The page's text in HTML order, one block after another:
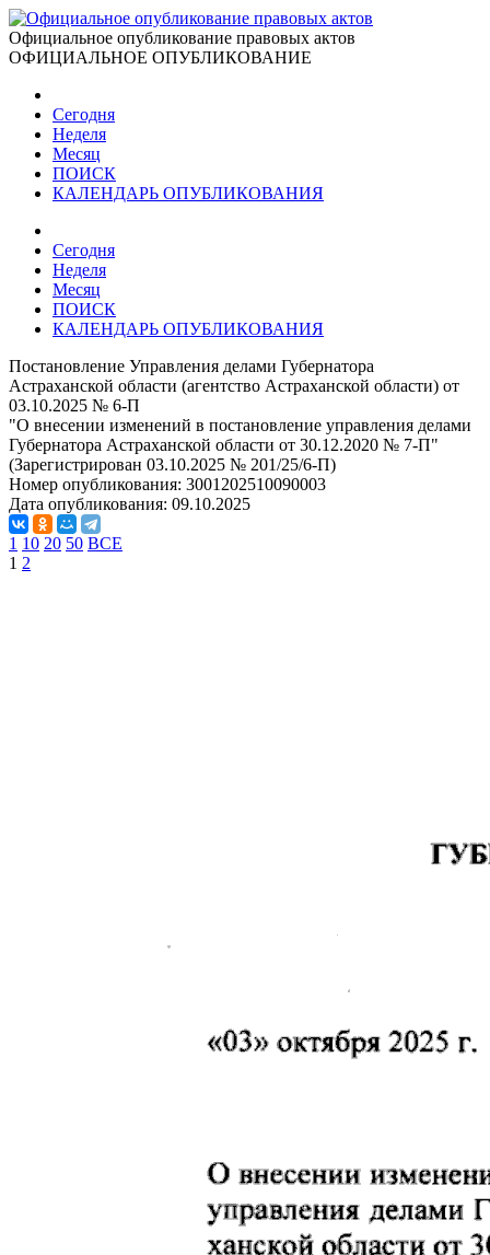
Официальное опубликование правовых актов
ОФИЦИАЛЬНОЕ ОПУБЛИКОВАНИЕ
Сегодня
Неделя
Месяц
ПОИСК
КАЛЕНДАРЬ ОПУБЛИКОВАНИЯ
Сегодня
Неделя
Месяц
ПОИСК
КАЛЕНДАРЬ ОПУБЛИКОВАНИЯ
Постановление Управления делами Губернатора
Астраханской области (агентство Астраханской области) от
03.10.2025 № 6-П
"О внесении изменений в постановление управления делами
Губернатора Астраханской области от 30.12.2020 № 7-П"
(Зарегистрирован 03.10.2025 № 201/25/6-П)
Номер опубликования: 3001202510090003
Дата опубликования: 09.10.2025
1 10 20 50 ВСЕ
1 2